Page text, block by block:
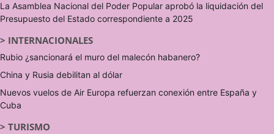
La Asamblea Nacional del Poder Popular aprobó la liquidación del
Presupuesto del Estado correspondiente a 2025
> INTERNACIONALES
Rubio ¿sancionará el muro del malecón habanero?
China y Rusia debilitan al dólar
Nuevos vuelos de Air Europa refuerzan conexión entre España y
Cuba
> TURISMO